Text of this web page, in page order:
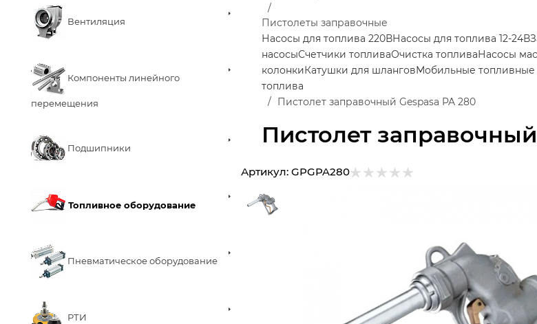
Вентиляция
Компоненты линейного
перемещения
Подшипники
Топливное оборудование
Пневматическое оборудование
РТИ
Пистолет
Пистолеты заправочные
Насосы для топлива 220ВНасосы для топлива 12-24В
насосыСчетчики топливаОчистка топливаНасосы
колонкиКатушки для шланговМобильные
топлива
Пистолет заправочный Gespasa PA 280
Артикул: GPGPA280